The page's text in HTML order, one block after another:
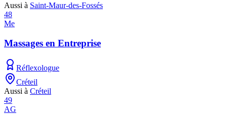
Aussi à Saint-Maur-des-Fossés
48
Me
Massages en Entreprise
Réflexologue
Créteil
Aussi à Créteil
49
AG